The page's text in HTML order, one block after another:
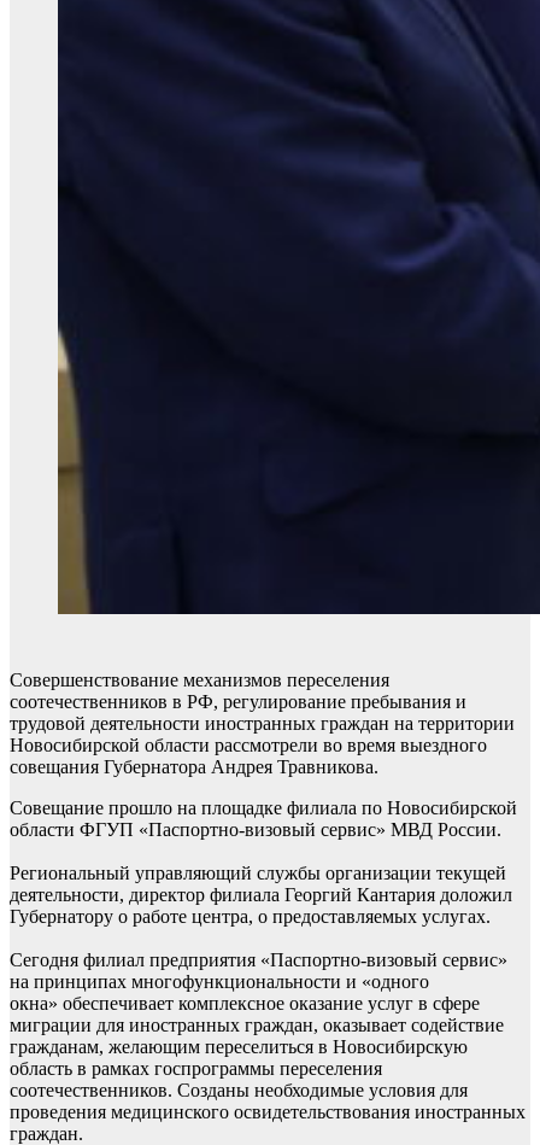
Совершенствование механизмов переселения
соотечественников в РФ, регулирование пребывания и
трудовой деятельности иностранных граждан на территории
Новосибирской области рассмотрели во время выездного
совещания Губернатора Андрея Травникова.
Совещание прошло на площадке филиала по Новосибирской
области ФГУП «Паспортно-визовый сервис» МВД России.
Региональный управляющий службы организации текущей
деятельности, директор филиала Георгий Кантария доложил
Губернатору о работе центра, о предоставляемых услугах.
Сегодня филиал предприятия «Паспортно-визовый сервис»
на принципах многофункциональности и «одного
окна» обеспечивает комплексное оказание услуг в сфере
миграции для иностранных граждан, оказывает содействие
гражданам, желающим переселиться в Новосибирскую
область в рамках госпрограммы переселения
соотечественников. Созданы необходимые условия для
проведения медицинского освидетельствования иностранных
граждан.